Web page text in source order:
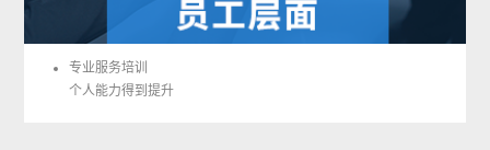
专业服务培训
个人能力得到提升